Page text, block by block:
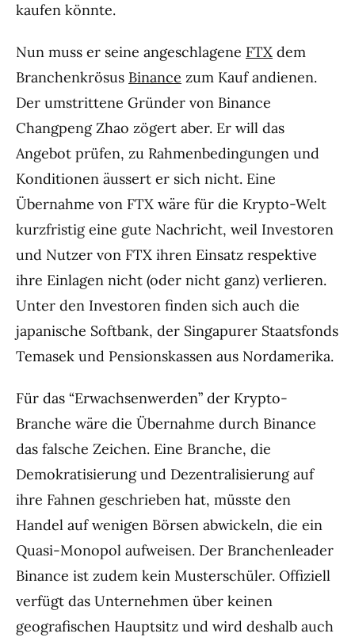
kaufen könnte.
Nun muss er seine angeschlagene FTX dem
Branchenkrösus Binance zum Kauf andienen.
Der umstrittene Gründer von Binance
Changpeng Zhao zögert aber. Er will das
Angebot prüfen, zu Rahmenbedingungen und
Konditionen äussert er sich nicht. Eine
Übernahme von FTX wäre für die Krypto-Welt
kurzfristig eine gute Nachricht, weil Investoren
und Nutzer von FTX ihren Einsatz respektive
ihre Einlagen nicht (oder nicht ganz) verlieren.
Unter den Investoren finden sich auch die
japanische Softbank, der Singapurer Staatsfonds
Temasek und Pensionskassen aus Nordamerika.
Für das “Erwachsenwerden” der Krypto-
Branche wäre die Übernahme durch Binance
das falsche Zeichen. Eine Branche, die
Demokratisierung und Dezentralisierung auf
ihre Fahnen geschrieben hat, müsste den
Handel auf wenigen Börsen abwickeln, die ein
Quasi-Monopol aufweisen. Der Branchenleader
Binance ist zudem kein Musterschüler. Offiziell
verfügt das Unternehmen über keinen
geografischen Hauptsitz und wird deshalb auch